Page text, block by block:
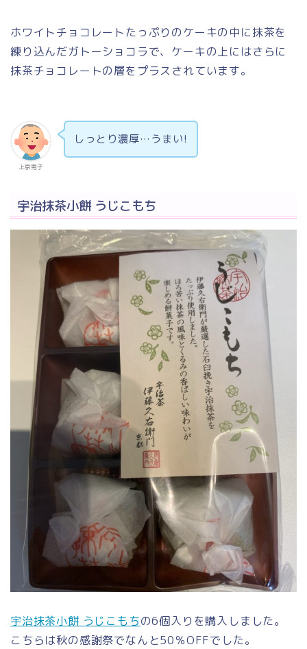
ホワイトチョコレートたっぷりのケーキの中に抹茶を
練り込んだガトーショコラで、ケーキの上にはさらに
抹茶チョコレートの層をプラスされています。
上京男子
しっとり濃厚…うまい!
宇治抹茶小餅 うじこもち
宇治抹茶小餅 うじこもちの6個入りを購入しました。
こちらは秋の感謝祭でなんと50％OFFでした。